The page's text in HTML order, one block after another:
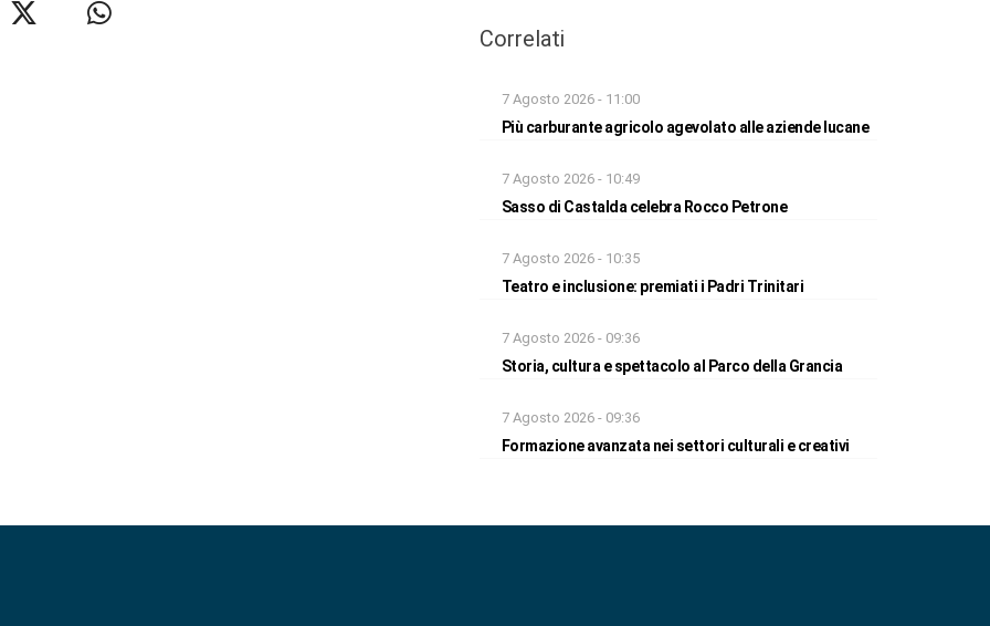
Correlati
7 Agosto 2026 - 11:00
Più carburante agricolo agevolato alle aziende lucane
7 Agosto 2026 - 10:49
Sasso di Castalda celebra Rocco Petrone
7 Agosto 2026 - 10:35
Teatro e inclusione: premiati i Padri Trinitari
7 Agosto 2026 - 09:36
Storia, cultura e spettacolo al Parco della Grancia
7 Agosto 2026 - 09:36
Formazione avanzata nei settori culturali e creativi